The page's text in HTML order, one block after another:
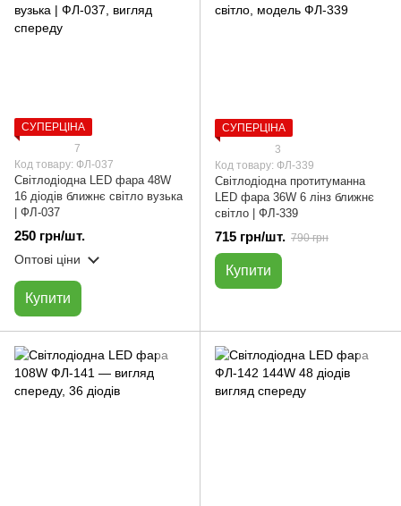
СУПЕРЦІНА
7
Код товару: ФЛ-037
Світлодіодна LED фара 48W
16 діодів ближнє світло вузька
| ФЛ-037
250 грн/шт.
Оптові ціни
Купити
СУПЕРЦІНА
3
Код товару: ФЛ-339
Світлодіодна протитуманна
LED фара 36W 6 лінз ближнє
світло | ФЛ-339
715 грн/шт. 790 грн
Купити